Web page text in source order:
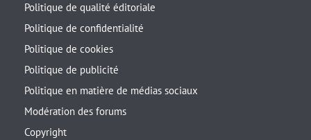
Politique de qualité éditoriale
Politique de confidentialité
Politique de cookies
Politique de publicité
Politique en matière de médias sociaux
Modération des forums
Copyright